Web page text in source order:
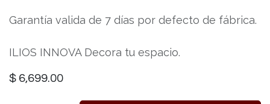
Garantía valida de 7 días por defecto de fábrica.
ILIOS INNOVA Decora tu espacio.
$ 6,699.00